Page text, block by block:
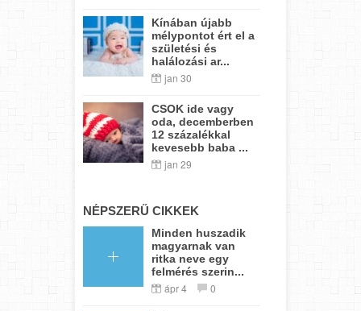
Kínában újabb
mélypontot ért el a
születési és
halálozási ar...
jan 30
CSOK ide vagy
oda, decemberben
12 százalékkal
kevesebb baba ...
jan 29
NÉPSZERŰ CIKKEK
Minden huszadik
magyarnak van
ritka neve egy
felmérés szerin...
ápr 4 0